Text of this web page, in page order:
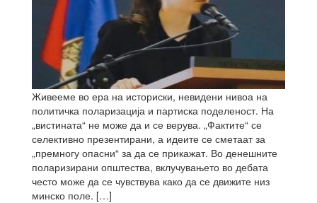
Живееме во ера на историски, невидени нивоа на
политичка поларизација и партиска поделеност. На
„вистината“ не може да и се верува. „Фактите“ се
селективно презентирани, а идеите се сметаат за
„премногу опасни“ за да се прикажат. Во денешните
поларизирани општества, вклучувањето во дебата
често може да се чувствува како да се движите низ
минско поле. […]